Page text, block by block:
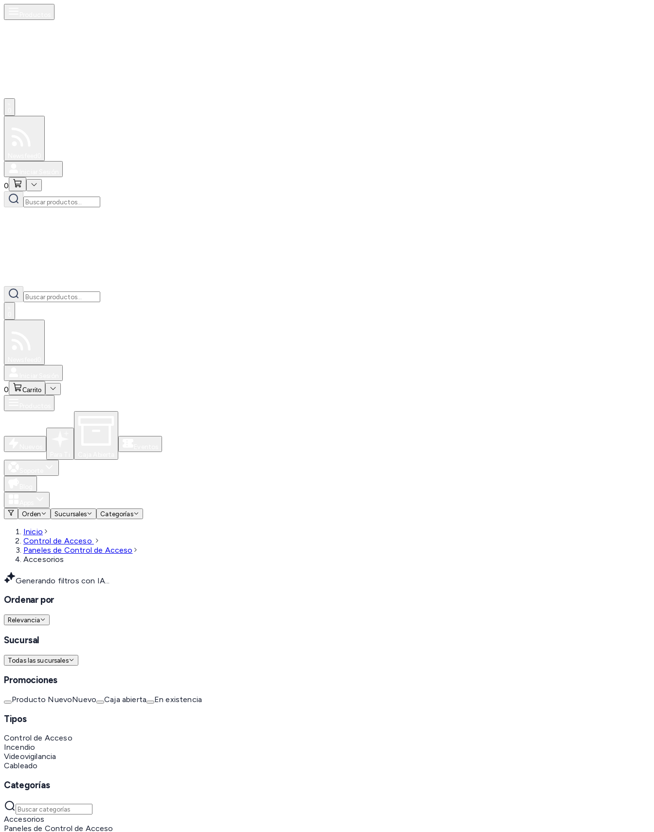
0
0 Carrito
Orden
Sucursales Categorías
Inicio
Control de Acceso
Paneles de Control de Acceso
Accesorios
Generando filtros con IA...
Ordenar por
Relevancia
Sucursal
Todas las sucursales
Promociones
Producto NuevoNuevo Caja abierta En existencia
Tipos
Control de Acceso
Incendio
Videovigilancia
Cableado
Categorías
Accesorios
Paneles de Control de Acceso